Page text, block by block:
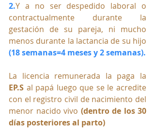
2.Y a no ser despedido laboral o
contractualmente durante la
gestación de su pareja, ni mucho
(18 semanas=4 meses y 2 semanas).
EP.S al papá luego que se le acredite
con el registro civil de nacimiento del
menor nacido vivo (dentro de los 30
días posteriores al parto)